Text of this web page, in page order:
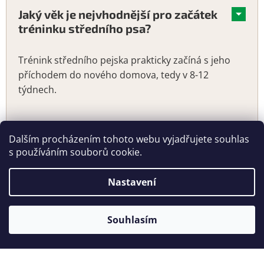
Dalším procházením tohoto webu vyjadřujete souhlas
s používáním souborů cookie.
Nastavení
Souhlasím
Jaký věk je nejvhodnější pro začátek
tréninku středního psa?
Trénink středního pejska prakticky začíná s jeho
příchodem do nového domova, tedy v 8-12
týdnech.
Copyright 2026SUPER-GRANULE.CZ | Jsme tu pro ty, kteří
vás milují.... Všechna práva vyhrazena.